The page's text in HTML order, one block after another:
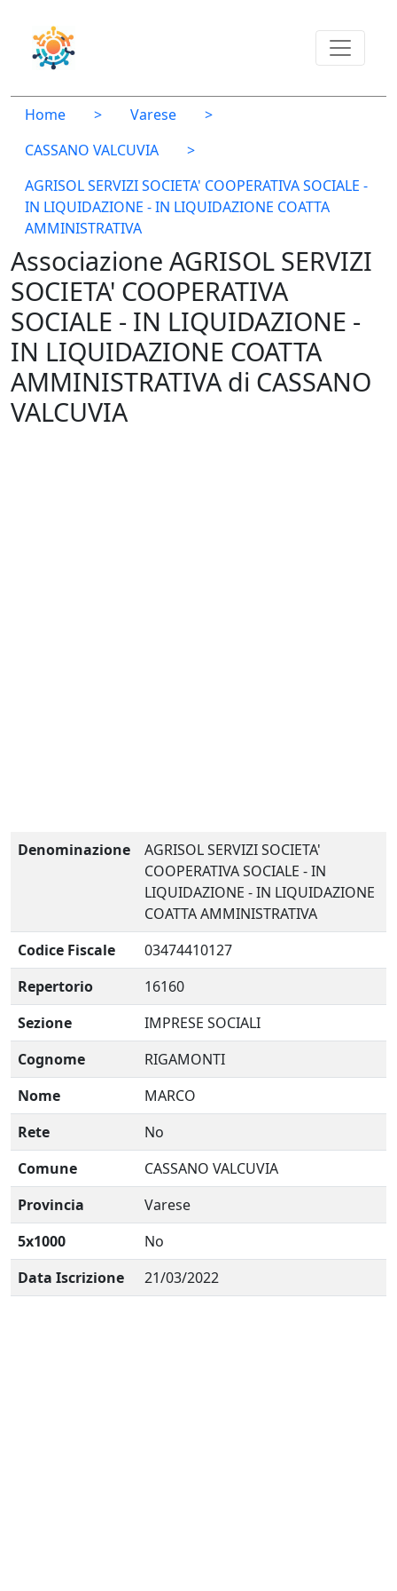
Home > Varese
>
CASSANO VALCUVIA
>
AGRISOL SERVIZI SOCIETA' COOPERATIVA SOCIALE -
IN LIQUIDAZIONE - IN LIQUIDAZIONE COATTA
AMMINISTRATIVA
Associazione AGRISOL SERVIZI
SOCIETA' COOPERATIVA
SOCIALE - IN LIQUIDAZIONE -
IN LIQUIDAZIONE COATTA
AMMINISTRATIVA di CASSANO
VALCUVIA
Denominazione
AGRISOL SERVIZI SOCIETA'
COOPERATIVA SOCIALE - IN
LIQUIDAZIONE - IN LIQUIDAZIONE
COATTA AMMINISTRATIVA
Codice Fiscale
03474410127
Repertorio
16160
Sezione
IMPRESE SOCIALI
Cognome
RIGAMONTI
Nome
MARCO
Rete
No
Comune
CASSANO VALCUVIA
Provincia
Varese
5x1000
No
Data Iscrizione
21/03/2022